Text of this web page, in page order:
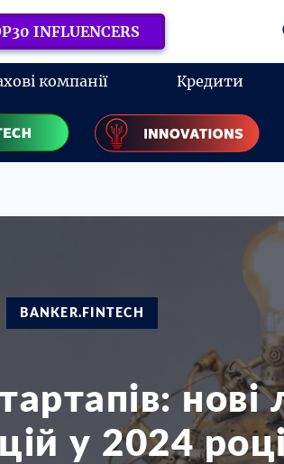
INFLUENCERS
компанії Кредити
BANKER.FINTECH
нові
у 2024